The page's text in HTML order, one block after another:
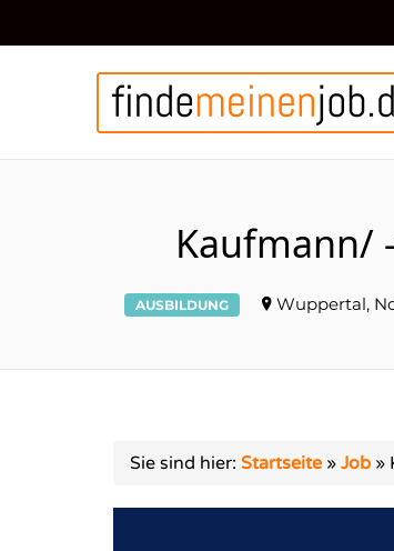
Kaufmann/
AUSBILDUNG Wuppertal,
Sie sind hier: Startseite » Job »